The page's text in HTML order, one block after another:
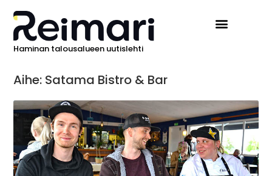
Haminan talousalueen uutislehti
Aihe: Satama Bistro & Bar